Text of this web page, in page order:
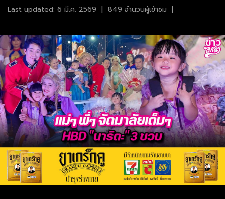
Last updated: 6 มี.ค. 2569 | 849 จำนวนผู้เข้าชม |